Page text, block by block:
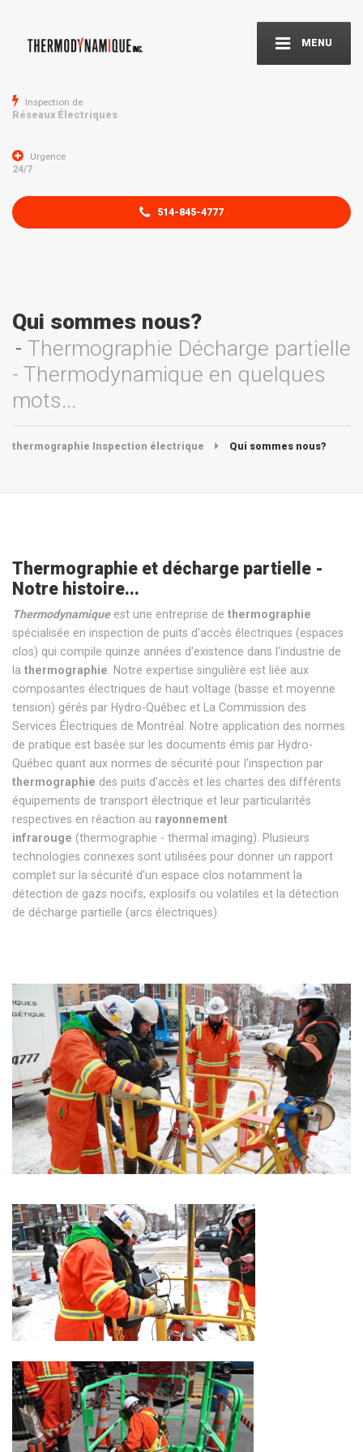
MENU
Inspection de
Réseaux Électriques
Urgence
24/7
514-845-4777
Qui sommes nous?
Thermographie Décharge partielle
- Thermodynamique en quelques
mots...
thermographie Inspection électrique Qui sommes nous?
Thermographie et décharge partielle -
Notre histoire...
Thermodynamiqueest une entreprise de thermographie
spécialisée en inspection de puits d'accès électriques (espaces
clos) qui compile quinze années d'existence dans l'industrie de
la thermographie . Notre expertise singulière est liée aux
composantes électriques de haut voltage (basse et moyenne
tension) gérés par Hydro-Québec et La Commission des
Services Électriques de Montréal. Notre application des normes
de pratique est basée sur les documents émis par Hydro-
Québec quant aux normes de sécurité pour l'inspection par
thermographie des puits d'accès et les chartes des différents
équipements de transport électrique et leur particularités
respectives en réaction au rayonnement
infrarouge (thermographie - thermal imaging). Plusieurs
technologies connexes sont utilisées pour donner un rapport
complet sur la sécurité d'un espace clos notamment la
détection de gazs nocifs, explosifs ou volatiles et la détection
de décharge partielle (arcs électriques).